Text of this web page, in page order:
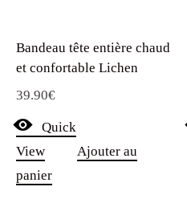
Bandeau tête entière chaud
et confortable Lichen
39.90€
Quick
View
Ajouter au
panier